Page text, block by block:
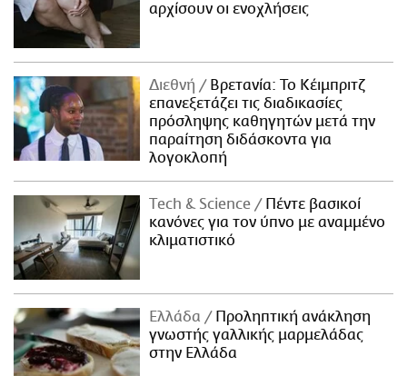
αρχίσουν οι ενοχλήσεις
Διεθνή
Βρετανία: Το Κέιμπριτζ
επανεξετάζει τις διαδικασίες
πρόσληψης καθηγητών μετά την
παραίτηση διδάσκοντα για
λογοκλοπή
Τech & Science
Πέντε βασικοί
κανόνες για τον ύπνο με αναμμένο
κλιματιστικό
Ελλάδα
Προληπτική ανάκληση
γνωστής γαλλικής μαρμελάδας
στην Ελλάδα